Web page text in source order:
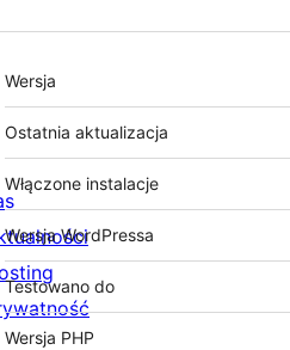
Meta
Wersja
Ostatnia aktualizacja
Włączone instalacje
Wersja WordPressa
Testowano do
Wersja PHP